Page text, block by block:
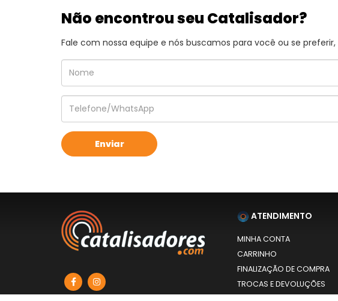
Não encontrou seu Catalisador?
Fale com nossa equipe e nós buscamos para você ou se preferir,
ATENDIMENTO
MINHA CONTA
CARRINHO
FINALIZAÇÃO DE COMPRA
TROCAS E DEVOLUÇÕES